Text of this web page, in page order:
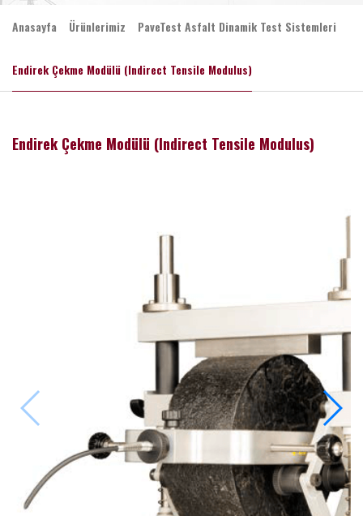
Anasayfa Ürünlerimiz PaveTest Asfalt Dinamik Test Sistemleri
Endirek Çekme Modülü (Indirect Tensile Modulus)
Endirek Çekme Modülü (Indirect Tensile Modulus)